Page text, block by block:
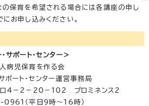
の保育を希望される場合には各講座の申し
お申し込みください。
サポート・センター＞
病児保育を作る会
ポート・センター運営事務局
口4－2－20－102 プロミネンス2
（平日9時～16時）